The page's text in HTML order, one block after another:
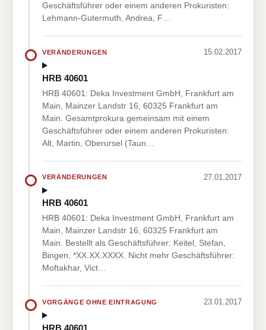
Geschäftsführer oder einem anderen Prokuristen:
Lehmann-Gutermuth, Andrea, F…
VERÄNDERUNGEN 15.02.2017
HRB 40601
HRB 40601: Deka Investment GmbH, Frankfurt am
Main, Mainzer Landstr 16, 60325 Frankfurt am
Main. Gesamtprokura gemeinsam mit einem
Geschäftsführer oder einem anderen Prokuristen:
Alt, Martin, Oberursel (Taun…
VERÄNDERUNGEN 27.01.2017
HRB 40601
HRB 40601: Deka Investment GmbH, Frankfurt am
Main, Mainzer Landstr 16, 60325 Frankfurt am
Main. Bestellt als Geschäftsführer: Keitel, Stefan,
Bingen, *XX.XX.XXXX. Nicht mehr Geschäftsführer:
Moftakhar, Vict…
VORGÄNGE OHNE EINTRAGUNG 23.01.2017
HRB 40601